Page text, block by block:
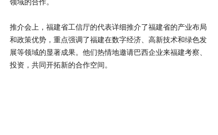
推介会上，福建省工信厅的代表详细推介了福建省的产业布局
和政策优势，重点强调了福建在数字经济、高新技术和绿色发
展等领域的显著成果。他们热情地邀请巴西企业来福建考察、
投资，共同开拓新的合作空间。